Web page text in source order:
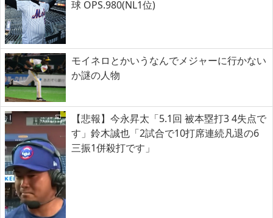
球 OPS.980(NL1位)
モイネロとかいうなんでメジャーに行かない
か謎の人物
【悲報】今永昇太「5.1回 被本塁打3 4失点で
す」鈴木誠也「2試合で10打席連続凡退の6
三振1併殺打です」